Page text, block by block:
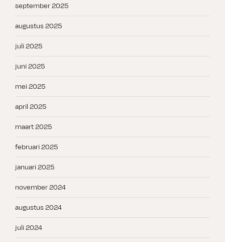
september 2025
augustus 2025
juli 2025
juni 2025
mei 2025
april 2025
maart 2025
februari 2025
januari 2025
november 2024
augustus 2024
juli 2024